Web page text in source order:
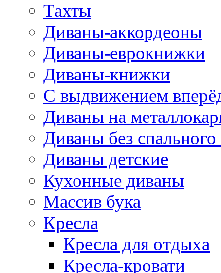
Тахты
Диваны-аккордеоны
Диваны-еврокнижки
Диваны-книжки
С выдвижением
Диваны на
Диваны без спального
Диваны детские
Кухонные диваны
Массив бука
Кресла
Кресла для отдыха
Кресла-кровати